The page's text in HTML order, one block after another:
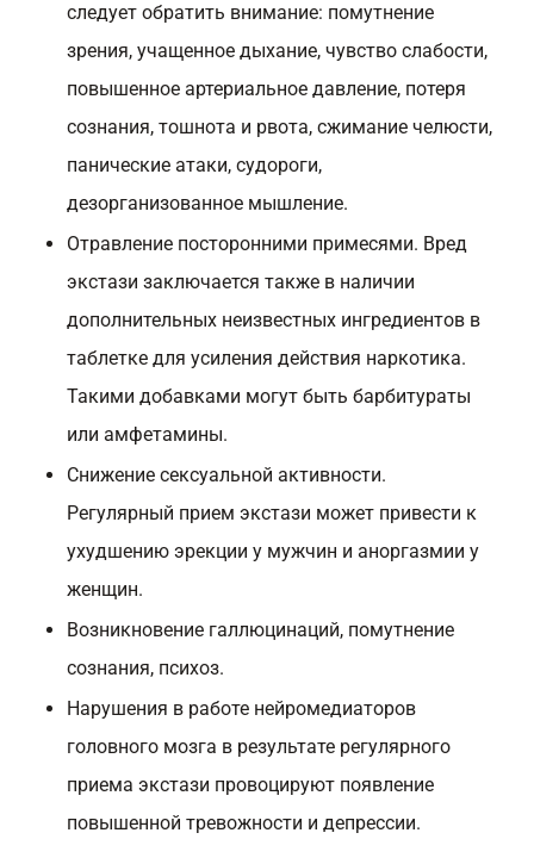
следует обратить внимание: помутнение
зрения, учащенное дыхание, чувство слабости,
повышенное артериальное давление, потеря
сознания, тошнота и рвота, сжимание челюсти,
панические атаки, судороги,
дезорганизованное мышление.
Отравление посторонними примесями. Вред
экстази заключается также в наличии
дополнительных неизвестных ингредиентов в
таблетке для усиления действия наркотика.
Такими добавками могут быть барбитураты
или амфетамины.
Снижение сексуальной активности.
Регулярный прием экстази может привести к
ухудшению эрекции у мужчин и аноргазмии у
женщин.
Возникновение галлюцинаций, помутнение
сознания, психоз.
Нарушения в работе нейромедиаторов
головного мозга в результате регулярного
приема экстази провоцируют появление
повышенной тревожности и депрессии.